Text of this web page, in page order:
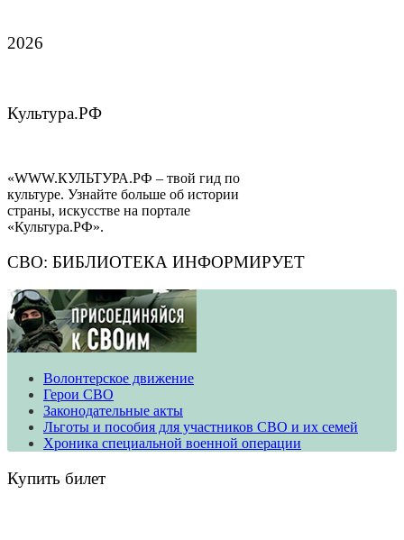
2026
Культура.РФ
«WWW.КУЛЬТУРА.РФ – твой гид по
культуре. Узнайте больше об истории
страны, искусстве на портале
«Культура.РФ».
СВО: БИБЛИОТЕКА ИНФОРМИРУЕТ
Волонтерское движение
​​​​​​​Герои СВО
Законодательные акты
Льготы и пособия для участников СВО и их семей
Хроника специальной военной операции
Купить билет